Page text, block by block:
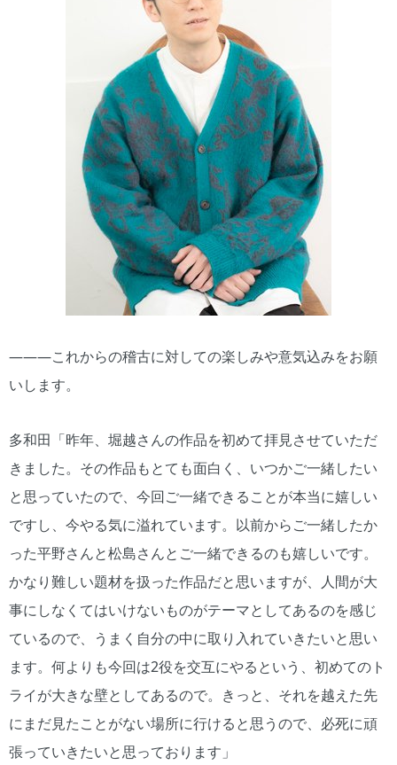
―――これからの稽古に対しての楽しみや意気込みをお願
いします。
多和田「昨年、堀越さんの作品を初めて拝見させていただ
きました。その作品もとても面白く、いつかご一緒したい
と思っていたので、今回ご一緒できることが本当に嬉しい
ですし、今やる気に溢れています。以前からご一緒したか
った平野さんと松島さんとご一緒できるのも嬉しいです。
かなり難しい題材を扱った作品だと思いますが、人間が大
事にしなくてはいけないものがテーマとしてあるのを感じ
ているので、うまく自分の中に取り入れていきたいと思い
ます。何よりも今回は2役を交互にやるという、初めてのト
ライが大きな壁としてあるので。きっと、それを越えた先
にまだ見たことがない場所に行けると思うので、必死に頑
張っていきたいと思っております」